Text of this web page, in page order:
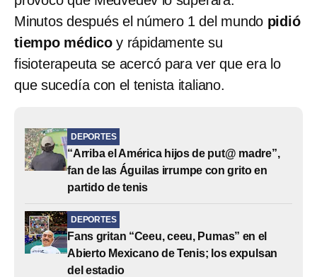
Minutos después el número 1 del mundo pidió
tiempo médico y rápidamente su
fisioterapeuta se acercó para ver que era lo
que sucedía con el tenista italiano.
DEPORTES
“Arriba el América hijos de put@ madre”,
fan de las Águilas irrumpe con grito en
partido de tenis
DEPORTES
Fans gritan “Ceeu, ceeu, Pumas” en el
Abierto Mexicano de Tenis; los expulsan
del estadio